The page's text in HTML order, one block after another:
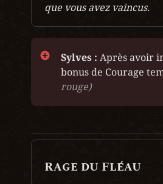
que vous avez vaincus.
Sylves : Après avoir
bonus de Courage
rouge)
Rage du Fléau